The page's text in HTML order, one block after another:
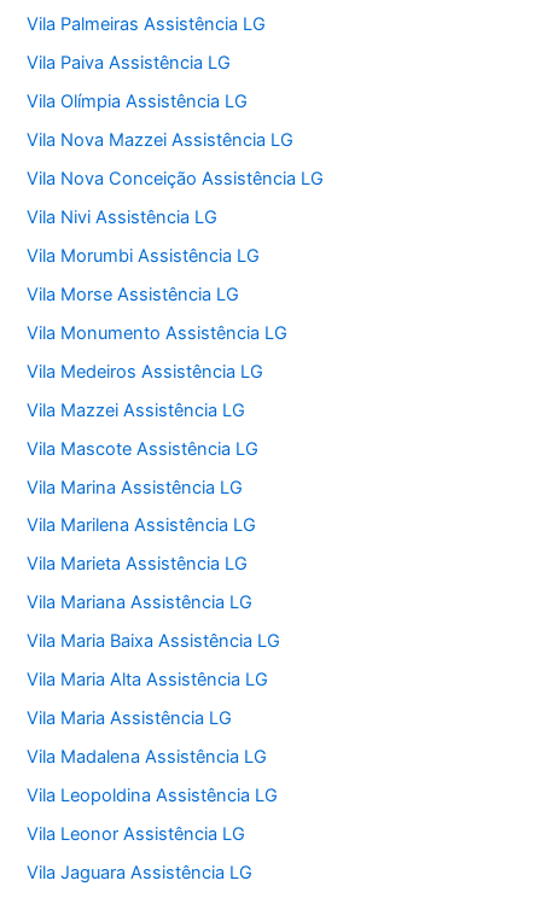
Vila Palmeiras Assistência LG
Vila Paiva Assistência LG
Vila Olímpia Assistência LG
Vila Nova Mazzei Assistência LG
Vila Nova Conceição Assistência LG
Vila Nivi Assistência LG
Vila Morumbi Assistência LG
Vila Morse Assistência LG
Vila Monumento Assistência LG
Vila Medeiros Assistência LG
Vila Mazzei Assistência LG
Vila Mascote Assistência LG
Vila Marina Assistência LG
Vila Marilena Assistência LG
Vila Marieta Assistência LG
Vila Mariana Assistência LG
Vila Maria Baixa Assistência LG
Vila Maria Alta Assistência LG
Vila Maria Assistência LG
Vila Madalena Assistência LG
Vila Leopoldina Assistência LG
Vila Leonor Assistência LG
Vila Jaguara Assistência LG